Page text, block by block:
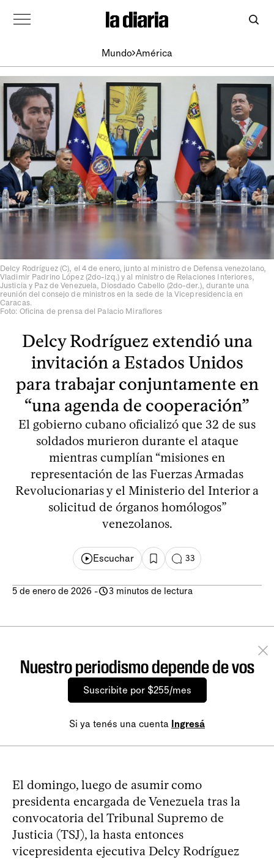
Mundo América
Delcy Rodríguez (C), el 4 de enero, junto al ministro de Defensa venezolano,
Vladimir Padrino López (2do-izq.) y al ministro de Relaciones Interiores,
Justicia y Paz de Venezuela, Diosdado Cabello (2do-der.), durante una
reunión del consejo de ministros en la sede de la Vicepresidencia en
Caracas.
Foto: Oficina de prensa del Palacio Miraflores
Delcy Rodríguez extendió una
invitación a Estados Unidos
para trabajar conjuntamente en
“una agenda de cooperación”
El gobierno cubano oficializó que 32 de sus
soldados murieron durante el ataque
mientras cumplían “misiones en
representación de las Fuerzas Armadas
Revolucionarias y el Ministerio del Interior a
solicitud de órganos homólogos”
venezolanos.
Escuchar 33
5 de enero de 2026 - 3 minutos de lectura
Nuestro periodismo depende de vos
Suscribite por $255/mes
Si ya tenés una cuenta Ingresá
El domingo, luego de asumir como
presidenta encargada de Venezuela tras la
convocatoria del Tribunal Supremo de
Justicia (TSJ), la hasta entonces
vicepresidenta ejecutiva Delcy Rodríguez